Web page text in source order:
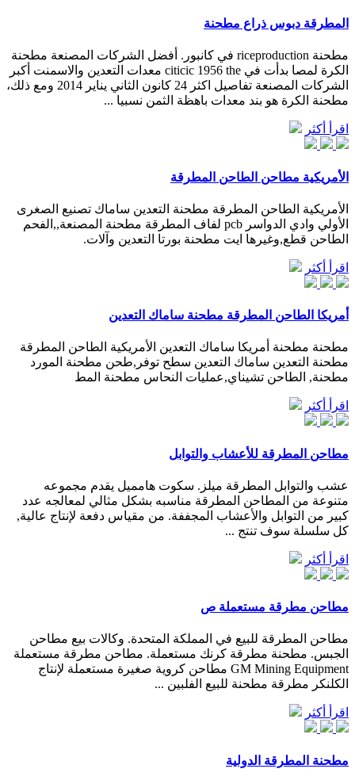
المطرقة دبوس ذراع مطحنة
مطحنة riceproduction في كانبور. أفضل الشركات المصنعة مطحنة
الكرة لمصا بدأت في citicic 1956 the معدات التعدين والاسمنت أكبر
الشركات المصنعة تفاصيل اكثر 24 كانون الثاني يناير 2014 ومع ذلك،
مطحنة الكرة هو بند معدات باهظة الثمن نسبيا ...
اقرأ أكثر
الأمريكية مطاحن الطاحن المطرقة
الأمريكية الطاحن المطرقة مطحنة التعدين ساماك تصنيع الصغرى
الأولي وادي الدواسر pcb لفاف المطرقة مطحنة المصنعة,,الفحم
الطاحن قطع,وغيرها ايت مطحنة بورتا التعدين وآلات.
اقرأ أكثر
أمريكا الطاحن المطرقة مطحنة ساماك التعدين
مطحنة مطحنة أمريكا ساماك التعدين الأمريكية الطاحن المطرقة
مطحنة التعدين ساماك التعدين سطح توفر,طحن مطحنة المورد
مطحنة, الطاحن تشيناي,عمليات النحاس مطحنة المط
اقرأ أكثر
مطاحن المطرقة للأعشاب والتوابل
عشب والتوابل المطرقة ميلز. سكوت هامميل يقدم مجموعه
متنوعة من المطاحن المطرقة مناسبه بشكل مثالي لمعالجه عدد
كبير من التوابل والأعشاب المجففة. من مقياس دفعة لإنتاج عالية,
كل سلسلة سوف تنتج ...
اقرأ أكثر
مطاحن مطرقة مستعملة ص
مطاحن المطرقة للبيع في المملكة المتحدة. وكالات بيع مطاحن
الجبس. مطحنة مطرقة كرنك مستعملة. مطاحن مطرقة مستعملة
GM Mining Equipment مطاحن كروية صغيرة مستعملة لإنتاج
الكلنكر مطرقة مطحنة للبيع الفلبين ...
اقرأ أكثر
مطحنة المطرقة الدولية